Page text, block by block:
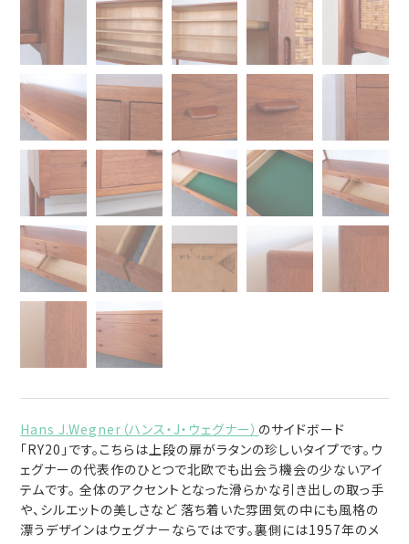
Hans J.Wegner（ハンス・J・ウェグナー） のサイドボード
「RY20」です。こちらは上段の扉がラタンの珍しいタイプです。ウ
ェグナーの代表作のひとつで北欧でも出会う機会の少ないアイ
テムです。 全体のアクセントとなった滑らかな引き出しの取っ手
や、シルエットの美しさなど 落ち着いた雰囲気の中にも風格の
漂うデザインはウェグナーならではです。裏側には1957年のメ